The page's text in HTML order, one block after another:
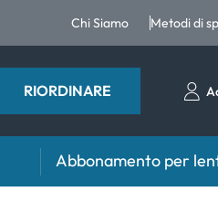
Chi Siamo Metodi di
RIORDINARE
Abbonamento per